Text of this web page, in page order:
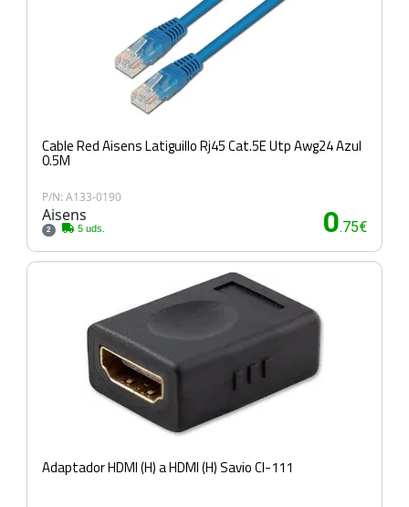
Cable Red Aisens Latiguillo Rj45 Cat.5E Utp Awg24 Azul
0.5M
P/N: A133-0190
Aisens
2 5 uds. 0.75€
Adaptador HDMI (H) a HDMI (H) Savio Cl-111